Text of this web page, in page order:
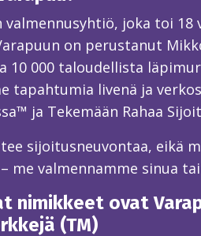
valmennusyhtiö, joka toi
on perustanut
10 000 taloudellista
tapahtumia livenä ja
ja Tekemään Rahaa
sijoitusneuvontaa, eikä
me valmennamme sinua
nimikkeet ovat
(TM)